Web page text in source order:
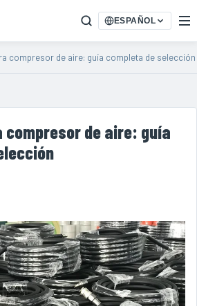
ESPAÑOL
compresor de aire: guía completa de selección
compresor de aire: guía